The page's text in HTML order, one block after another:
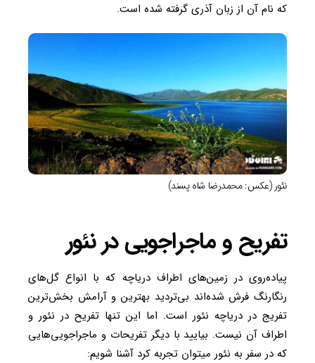
که نام آن از زبان آذری گرفته شده است.
نئور (عکس: محمدرضا شاه پسند)
تفریح و ماجراجویی در نئور
پیاده‌روی در زمین‌های اطراف دریاچه که با انواع گل‌های
رنگارنگ فرش شده‌اند بی‌تردید بهترین و آرامش بخش‌ترین
تفریج در دریاچه نئور است. اما این تنها تفریح در نئور و
اطراف آن نیست. بیایید با دیگر تفریحات و ماجراجویی‌هایی
که در سفر به نئور می‎توان تجربه کرد آشنا شویم: